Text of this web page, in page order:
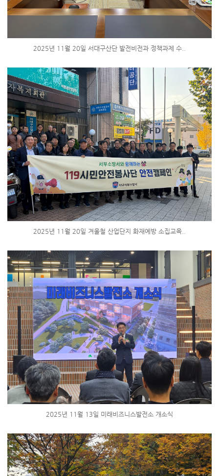
2025년 11월 20일 서대구산단 발전비전과 정책과제 수..
2025년 11월 20일 겨울철 산업단지 화재예방 소집교육..
2025년 11월 13일 미래비즈니스발전소 개소식